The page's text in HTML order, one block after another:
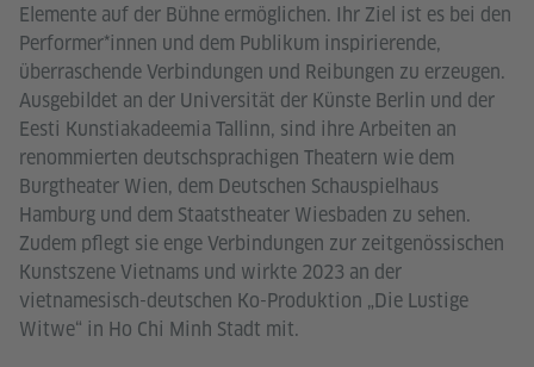
Elemente auf der Bühne ermöglichen. Ihr Ziel ist es bei den
Performer*innen und dem Publikum inspirierende,
überraschende Verbindungen und Reibungen zu erzeugen.
Ausgebildet an der Universität der Künste Berlin und der
Eesti Kunstiakadeemia Tallinn, sind ihre Arbeiten an
renommierten deutschsprachigen Theatern wie dem
Burgtheater Wien, dem Deutschen Schauspielhaus
Hamburg und dem Staatstheater Wiesbaden zu sehen.
Zudem pflegt sie enge Verbindungen zur zeitgenössischen
Kunstszene Vietnams und wirkte 2023 an der
vietnamesisch-deutschen Ko-Produktion „Die Lustige
Witwe“ in Ho Chi Minh Stadt mit.